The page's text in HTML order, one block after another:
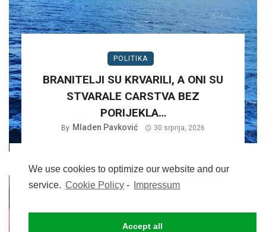
We use cookies to optimize our website and our
service. Cookie Policy - Impressum
Accept all
POLITIKA
BRANITELJI SU KRVARILI, A ONI SU
STVARALE CARSTVA BEZ
PORIJEKLA…
By Mladen Pavković 30 srpnja, 2026